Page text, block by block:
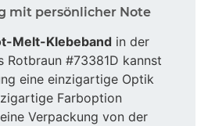
mit persönlicher Note
Melt-Klebeband in der
Rotbraun #73381D kannst
eine einzigartige Optik
Farboption
Verpackung von der